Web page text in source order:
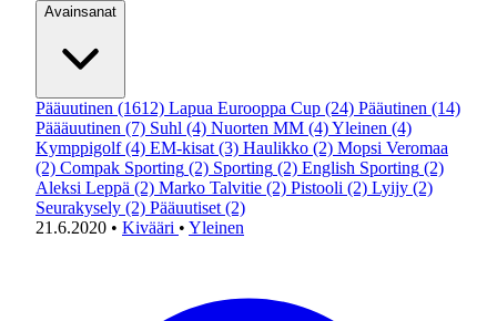
Avainsanat
Pääuutinen (1612) Lapua Eurooppa Cup (24) Pääutinen (14)
Päääuutinen (7) Suhl (4) Nuorten MM (4)Yleinen (4)
Kymppigolf (4) EM-kisat (3) Haulikko (2) Mopsi Veromaa
(2) Compak Sporting (2) Sporting (2) English Sporting (2)
Aleksi Leppä (2) Marko Talvitie (2) Pistooli (2) Lyijy (2)
Seurakysely (2) Pääuutiset (2)
21.6.2020 • Kivääri • Yleinen